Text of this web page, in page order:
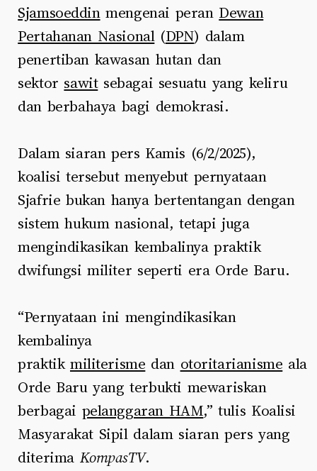
Sjamsoeddinmengenai peran Dewan
Pertahanan Nasional(DPN) dalam
penertiban kawasan hutan dan
sektor sawitsebagai sesuatu yang keliru
dan berbahaya bagi demokrasi.
Dalam siaran pers Kamis (6/2/2025),
koalisi tersebut menyebut pernyataan
Sjafrie bukan hanya bertentangan dengan
sistem hukum nasional, tetapi juga
mengindikasikan kembalinya praktik
dwifungsi militer seperti era Orde Baru.
“Pernyataan ini mengindikasikan
kembalinya
praktik militerisme dan otoritarianisme ala
Orde Baru yang terbukti mewariskan
berbagai pelanggaran HAM,” tulis Koalisi
Masyarakat Sipil dalam siaran pers yang
diterima KompasTV.